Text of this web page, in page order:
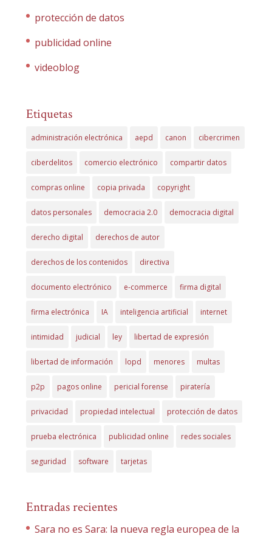
protección de datos
publicidad online
videoblog
Etiquetas
administración electrónica aepd canon cibercrimen
ciberdelitos comercio electrónico compartir datos
compras online copia privada copyright
datos personales democracia 2.0 democracia digital
derecho digital derechos de autor
derechos de los contenidos directiva
documento electrónico e-commerce firma digital
firma electrónica IA inteligencia artificial internet
intimidad judicial ley libertad de expresión
libertad de información lopd menores multas
p2p pagos online pericial forense piratería
privacidad propiedad intelectual protección de datos
prueba electrónica publicidad online redes sociales
seguridad software tarjetas
Entradas recientes
Sara no es Sara: la nueva regla europea de la